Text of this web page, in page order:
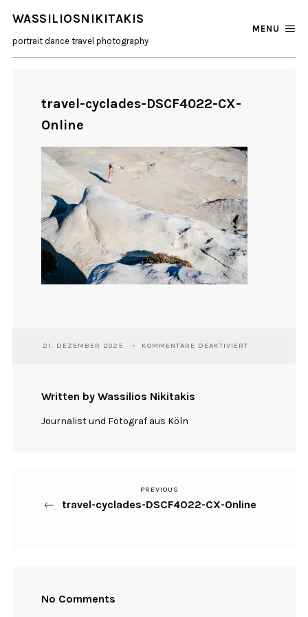
WASSILIOSNIKITAKIS
portrait dance travel photography
MENU
travel-cyclades-DSCF4022-CX-
Online
21. DEZEMBER 2025 KOMMENTARE DEAKTIVIERTFÜR
Written by Wassilios Nikitakis
Journalist und Fotograf aus Köln
Beitragsnavigation
Previous
Post
PREVIOUS
travel-cyclades-DSCF4022-CX-Online
No Comments